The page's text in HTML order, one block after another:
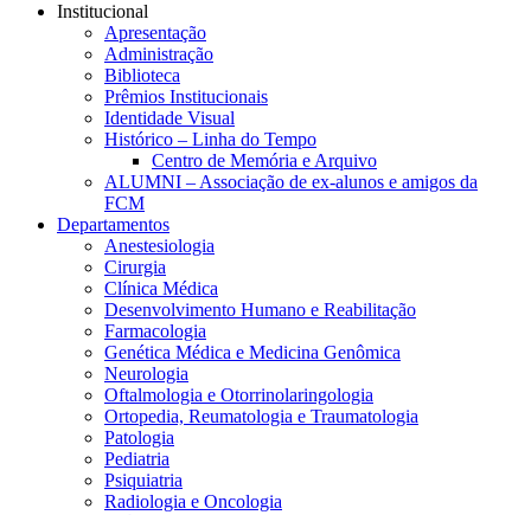
Institucional
Apresentação
Administração
Biblioteca
Prêmios Institucionais
Identidade Visual
Histórico – Linha do Tempo
Centro de Memória e Arquivo
ALUMNI – Associação de ex-alunos e amigos da
FCM
Departamentos
Anestesiologia
Cirurgia
Clínica Médica
Desenvolvimento Humano e Reabilitação
Farmacologia
Genética Médica e Medicina Genômica
Neurologia
Oftalmologia e Otorrinolaringologia
Ortopedia, Reumatologia e Traumatologia
Patologia
Pediatria
Psiquiatria
Radiologia e Oncologia